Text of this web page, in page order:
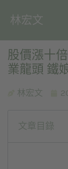
林宏文
股價漲十
業龍頭 鐵
林宏文
文章目錄